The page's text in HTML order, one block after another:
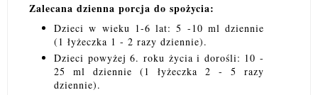
Zalecana dzienna porcja do spożycia:
Dzieci w wieku 1-6 lat: 5 -10 ml dziennie
(1 łyżeczka 1 - 2 razy dziennie).
Dzieci powyżej 6. roku życia i dorośli: 10 -
25 ml dziennie (1 łyżeczka 2 - 5 razy
dziennie).